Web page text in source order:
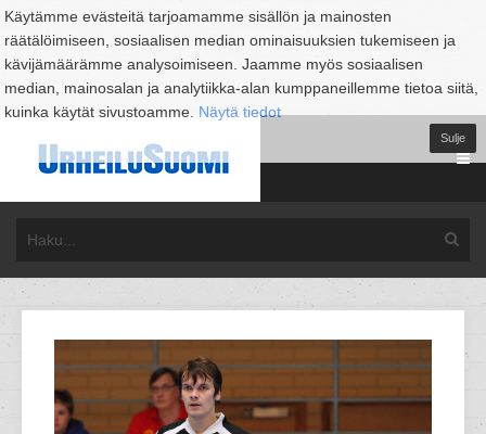
Käytämme evästeitä tarjoamamme sisällön ja mainosten
räätälöimiseen, sosiaalisen median ominaisuuksien tukemiseen ja
kävijämäärämme analysoimiseen. Jaamme myös sosiaalisen
median, mainosalan ja analytiikka-alan kumppaneillemme tietoa siitä,
kuinka käytät sivustoamme. Näytä tiedot
Sulje